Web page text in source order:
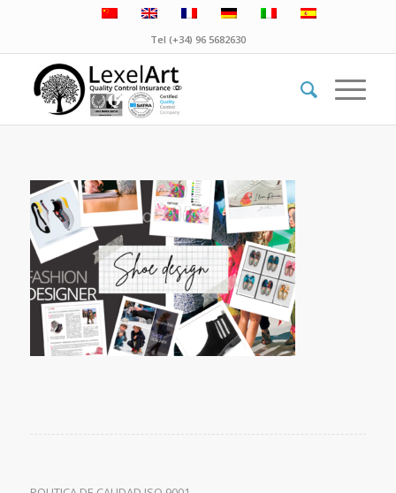
Tel (+34) 96 5682630